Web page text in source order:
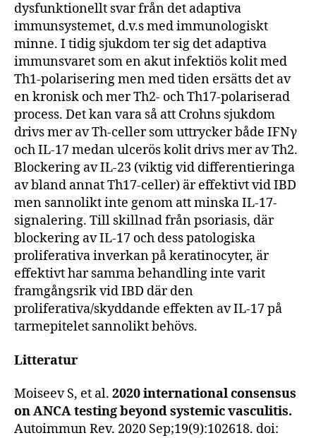
dysfunktionellt svar från det adaptiva
immunsystemet, d.v.s med immunologiskt
minne. I tidig sjukdom ter sig det adaptiva
immunsvaret som en akut infektiös kolit med
Th1-polarisering men med tiden ersätts det av
en kronisk och mer Th2- och Th17-polariserad
process. Det kan vara så att Crohns sjukdom
drivs mer av Th-celler som uttrycker både IFNγ
och IL-17 medan ulcerös kolit drivs mer av Th2.
Blockering av IL-23 (viktig vid differentieringa
av bland annat Th17-celler) är effektivt vid IBD
men sannolikt inte genom att minska IL-17-
signalering. Till skillnad från psoriasis, där
blockering av IL-17 och dess patologiska
proliferativa inverkan på keratinocyter, är
effektivt har samma behandling inte varit
framgångsrik vid IBD där den
proliferativa/skyddande effekten av IL-17 på
tarmepitelet sannolikt behövs.
Litteratur
Moiseev S, et al. 2020 international consensus
on ANCA testing beyond systemic vasculitis.
Autoimmun Rev. 2020 Sep;19(9):102618. doi: